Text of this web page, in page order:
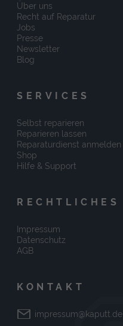
Über uns
Recht auf Reparatur
Jobs
Presse
Newsletter
Blog
SERVICES
Selbst reparieren
Reparieren lassen
Reparaturdienst anmelden
Shop
Hilfe & Support
RECHTLICHES
Impressum
Datenschutz
AGB
KONTAKT
impressum@kaputt.de